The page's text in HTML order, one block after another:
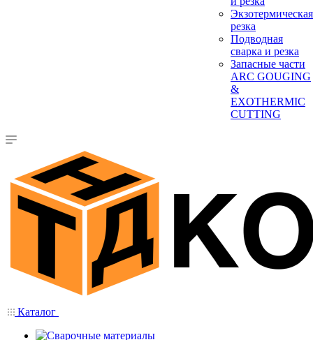
Экзотермическая
резка
Подводная
сварка и резка
Запасные части
ARC GOUGING
&
EXOTHERMIC
CUTTING
Каталог